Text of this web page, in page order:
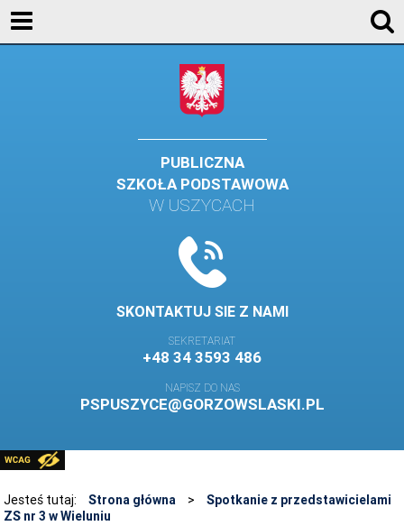
PUBLICZNA
SZKOŁA PODSTAWOWA
W USZYCACH
SKONTAKTUJ SIE Z NAMI
SEKRETARIAT
+48 34 3593 486
NAPISZ DO NAS
PSPUSZYCE@GORZOWSLASKI.PL
STANDARDY OCHRONY MAŁOLETNICH
PRZECIWDZIAŁANIE PRZEMOCY RÓWIEŚNICZEJ
Jesteś tutaj: Strona główna >
Spotkanie z przedstawicielami
ZS nr 3 w Wieluniu